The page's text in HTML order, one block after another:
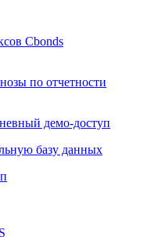
Cbonds
по отчетности
демо-доступ
базу данных